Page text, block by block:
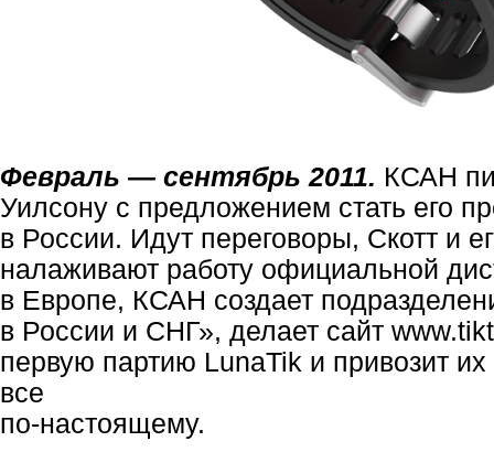
Февраль — сентябрь 2011. КСАН
Уилсону с предложением стать его
в России. Идут переговоры, Скотт и
налаживают работу официальной
в Европе, КСАН создает
в России и СНГ», делает сайт
первую партию LunaTik и привозит
все
по-настоящему.